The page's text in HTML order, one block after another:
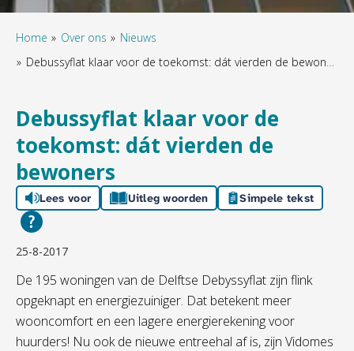
Home Over ons
Nieuws
Debussyflat klaar voor de toekomst: dát vierden de bewoners
Debussyflat klaar voor de
toekomst: dát vierden de
bewoners
Lees voor Uitleg woorden Simpele tekst
25-8-2017
De 195 woningen van de Delftse Debyssyflat zijn flink
opgeknapt en energiezuiniger. Dat betekent meer
wooncomfort en een lagere energierekening voor
huurders! Nu ook de nieuwe entreehal af is, zijn Vidomes